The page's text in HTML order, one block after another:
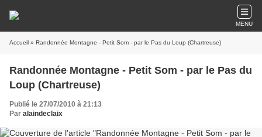
MENU
Accueil » Randonnée Montagne - Petit Som - par le Pas du Loup (Chartreuse)
Randonnée Montagne - Petit Som - par le Pas du
Loup (Chartreuse)
Publié le 27/07/2010 à 21:13
Par alaindeclaix